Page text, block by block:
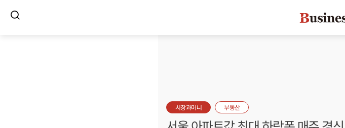
시장과머니 부동산